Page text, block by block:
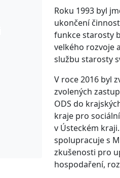
Roku 1993 byl
ukončení
funkce starosty
velkého rozvoje
službu starosty
V roce 2016 byl
zvolených
ODS do
kraje pro
v Ústeckém
spolupracuje s
zkušenosti pro
hospodaření,